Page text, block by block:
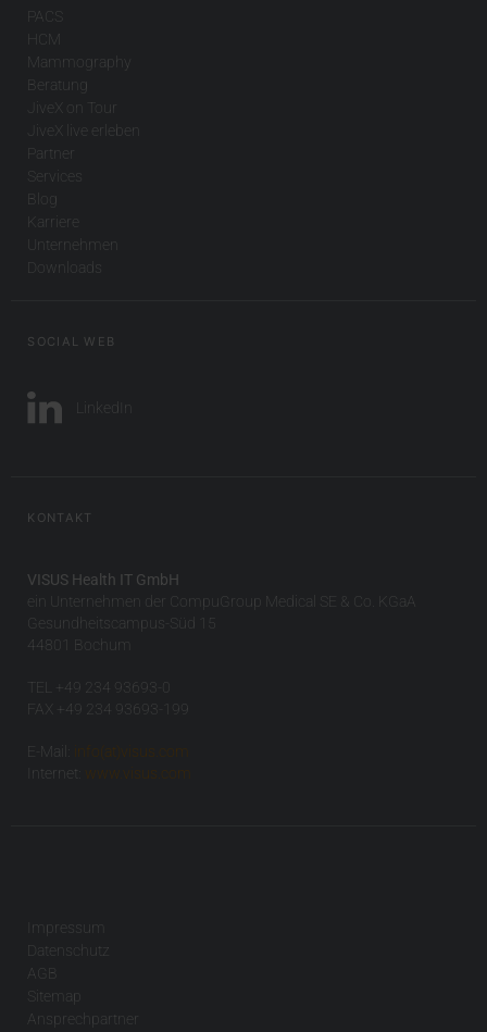
PACS
HCM
Mammography
Beratung
JiveX on Tour
JiveX live erleben
Partner
Services
Blog
Karriere
Unternehmen
Downloads
SOCIAL WEB
LinkedIn
KONTAKT
VISUS Health IT GmbH
ein Unternehmen der CompuGroup Medical SE & Co. KGaA
Gesundheitscampus-Süd 15
44801 Bochum
TEL +49 234 93693-0
FAX +49 234 93693-199
E-Mail:
info(at)visus.com
Internet:
www.visus.com
Impressum
Datenschutz
AGB
Sitemap
Ansprechpartner